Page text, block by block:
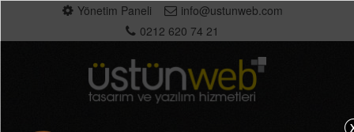
Yönetim Paneli
info@ustunweb.com
0212 620 74 21